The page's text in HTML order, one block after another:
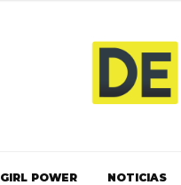
GIRL POWER NOTICIAS